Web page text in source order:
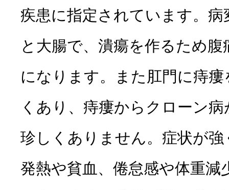
疾患に指定されています。
と大腸で、潰瘍を作るため
になります。また肛門に痔
くあり、痔瘻からクローン
珍しくありません。症状が
発熱や貧血、倦怠感や体重減